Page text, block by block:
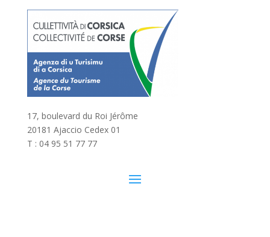
17, boulevard du Roi Jérôme
20181 Ajaccio Cedex 01
T : 04 95 51 77 77